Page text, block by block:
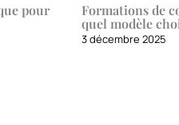
pour
Formations de
quel modèle
3 décembre 2025